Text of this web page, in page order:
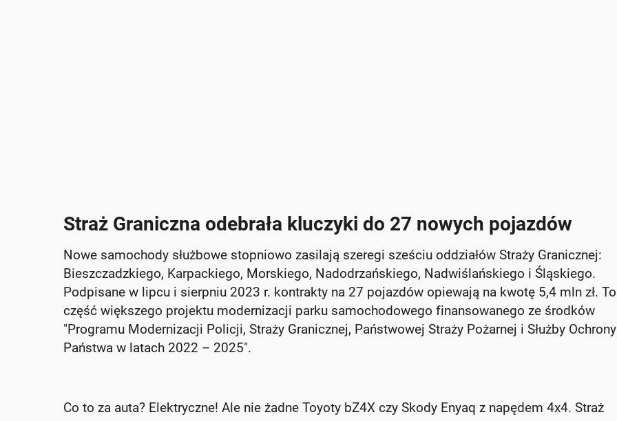
Straż Graniczna odebrała kluczyki do 27 nowych pojazdów
Nowe samochody służbowe stopniowo zasilają szeregi sześciu oddziałów Straży Granicznej:
Bieszczadzkiego, Karpackiego, Morskiego, Nadodrzańskiego, Nadwiślańskiego i Śląskiego.
Podpisane w lipcu i sierpniu 2023 r. kontrakty na 27 pojazdów opiewają na kwotę 5,4 mln zł. To
część większego projektu modernizacji parku samochodowego finansowanego ze środków
"Programu Modernizacji Policji, Straży Granicznej, Państwowej Straży Pożarnej i Służby Ochrony
Państwa w latach 2022 – 2025".
Co to za auta? Elektryczne! Ale nie żadne Toyoty bZ4X czy Skody Enyaq z napędem 4x4. Straż